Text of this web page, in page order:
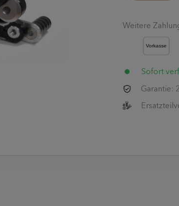
Weitere
Sofort
Garantie: